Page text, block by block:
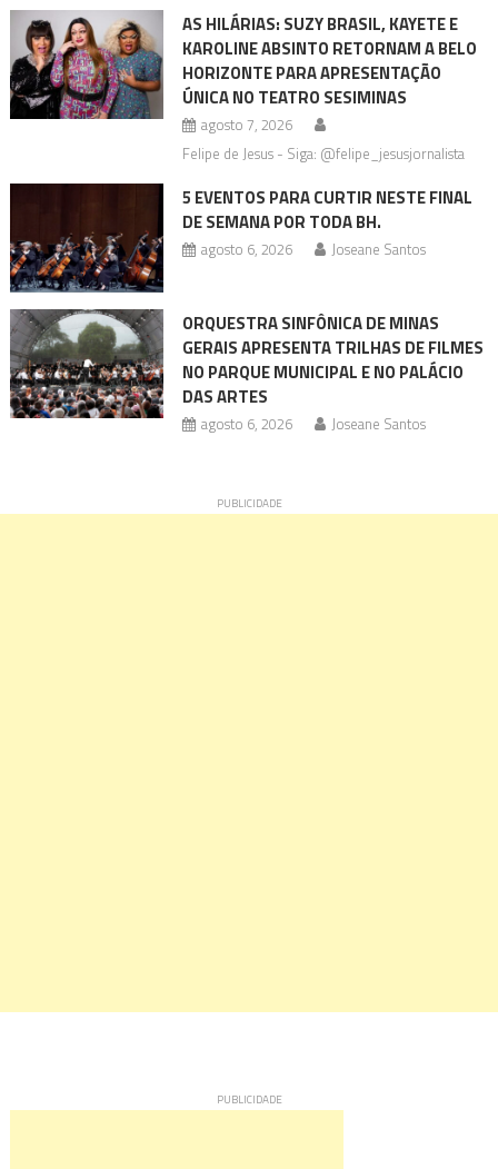
AS HILÁRIAS: SUZY BRASIL, KAYETE E
KAROLINE ABSINTO RETORNAM A BELO
HORIZONTE PARA APRESENTAÇÃO
ÚNICA NO TEATRO SESIMINAS
agosto 7, 2026
Felipe de Jesus - Siga: @felipe_jesusjornalista
5 EVENTOS PARA CURTIR NESTE FINAL
DE SEMANA POR TODA BH.
agosto 6, 2026 Joseane Santos
ORQUESTRA SINFÔNICA DE MINAS
GERAIS APRESENTA TRILHAS DE FILMES
NO PARQUE MUNICIPAL E NO PALÁCIO
DAS ARTES
agosto 6, 2026 Joseane Santos